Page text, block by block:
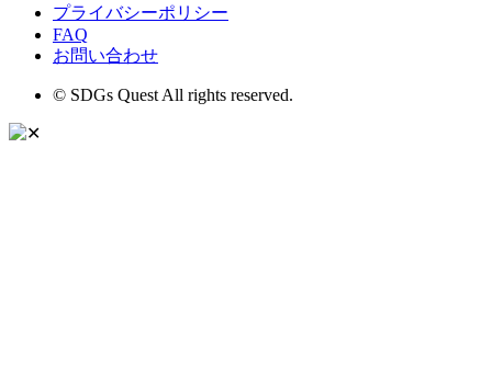
プライバシーポリシー
FAQ
お問い合わせ
© SDGs Quest All rights reserved.